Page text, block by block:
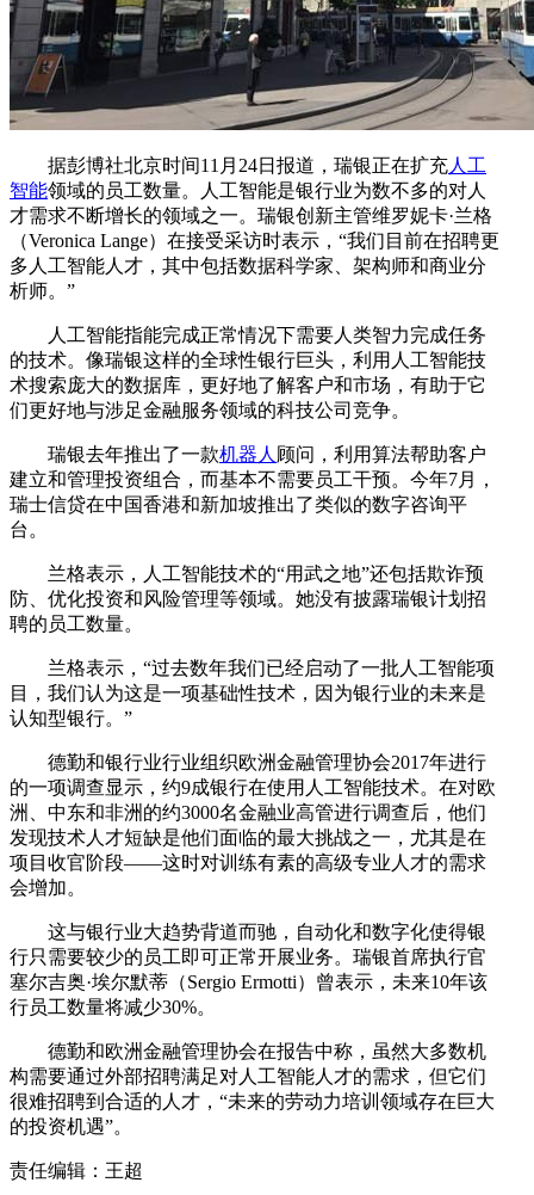
据彭博社北京时间11月24日报道，瑞银正在扩充人工
智能领域的员工数量。人工智能是银行业为数不多的对人
才需求不断增长的领域之一。瑞银创新主管维罗妮卡·兰格
（Veronica Lange）在接受采访时表示，“我们目前在招聘更
多人工智能人才，其中包括数据科学家、架构师和商业分
析师。”
人工智能指能完成正常情况下需要人类智力完成任务
的技术。像瑞银这样的全球性银行巨头，利用人工智能技
术搜索庞大的数据库，更好地了解客户和市场，有助于它
们更好地与涉足金融服务领域的科技公司竞争。
瑞银去年推出了一款机器人 顾问，利用算法帮助客户
建立和管理投资组合，而基本不需要员工干预。今年7月，
瑞士信贷在中国香港和新加坡推出了类似的数字咨询平
台。
兰格表示，人工智能技术的“用武之地”还包括欺诈预
防、优化投资和风险管理等领域。她没有披露瑞银计划招
聘的员工数量。
兰格表示，“过去数年我们已经启动了一批人工智能项
目，我们认为这是一项基础性技术，因为银行业的未来是
认知型银行。”
德勤和银行业行业组织欧洲金融管理协会2017年进行
的一项调查显示，约9成银行在使用人工智能技术。在对欧
洲、中东和非洲的约3000名金融业高管进行调查后，他们
发现技术人才短缺是他们面临的最大挑战之一，尤其是在
项目收官阶段——这时对训练有素的高级专业人才的需求
会增加。
这与银行业大趋势背道而驰，自动化和数字化使得银
行只需要较少的员工即可正常开展业务。瑞银首席执行官
塞尔吉奥·埃尔默蒂（Sergio Ermotti）曾表示，未来10年该
行员工数量将减少30%。
德勤和欧洲金融管理协会在报告中称，虽然大多数机
构需要通过外部招聘满足对人工智能人才的需求，但它们
很难招聘到合适的人才，“未来的劳动力培训领域存在巨大
的投资机遇”。
责任编辑：王超